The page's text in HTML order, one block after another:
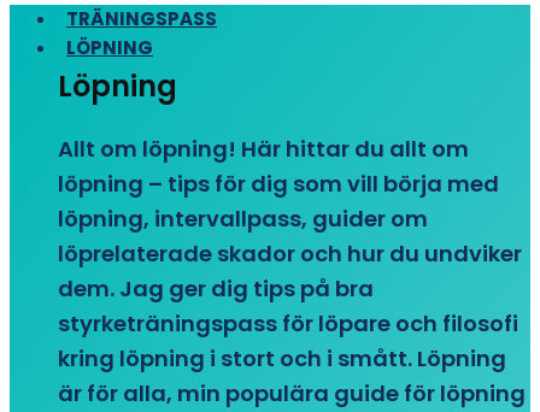
TRÄNINGSPASS
LÖPNING
Löpning
Allt om löpning! Här hittar du allt om
löpning – tips för dig som vill börja med
löpning, intervallpass, guider om
löprelaterade skador och hur du undviker
dem. Jag ger dig tips på bra
styrketräningspass för löpare och filosofi
kring löpning i stort och i smått. Löpning
är för alla, min populära guide för löpning